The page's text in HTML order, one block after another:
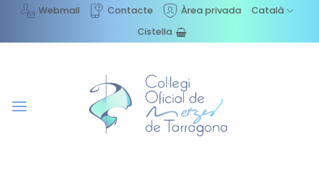
content
Webmail Contacte Àrea privada
Català
Cistella